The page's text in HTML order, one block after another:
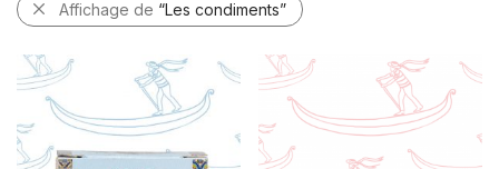
Affichage de “Les condiments”